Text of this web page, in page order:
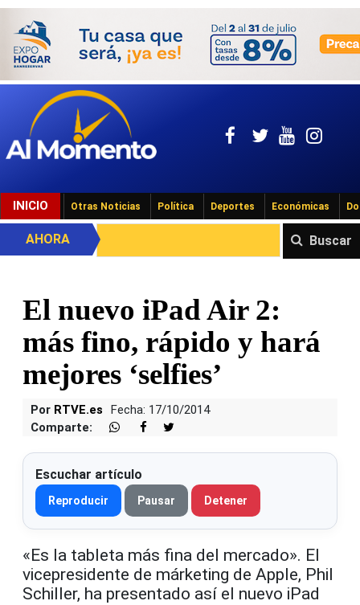
INICIO Otras Noticias Política Deportes Económicas
Buscar
AHORA
El nuevo iPad Air 2:
más fino, rápido y hará
mejores ‘selfies’
Por RTVE.es
Fecha: 17/10/2014
Comparte:
Escuchar artículo
Reproducir Pausar Detener
«Es la tableta más fina del mercado». El
vicepresidente de márketing de Apple, Phil
Schiller, ha presentado así el nuevo iPad